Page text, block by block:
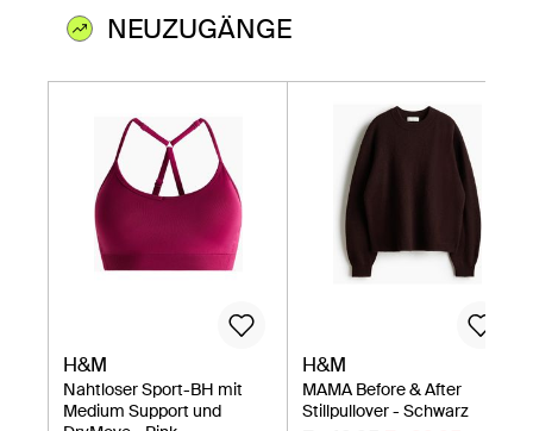
NEUZUGÄNGE
H&M
Nahtloser Sport-BH mit
Medium Support und
H&M
MAMA Before & After
Stillpullover - Schwarz